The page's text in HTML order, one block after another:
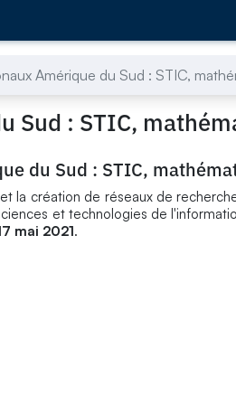
Amérique du Sud : STIC,
Sud : STIC,
du Sud : STIC,
la création de réseaux de
et technologies de
mai 2021.